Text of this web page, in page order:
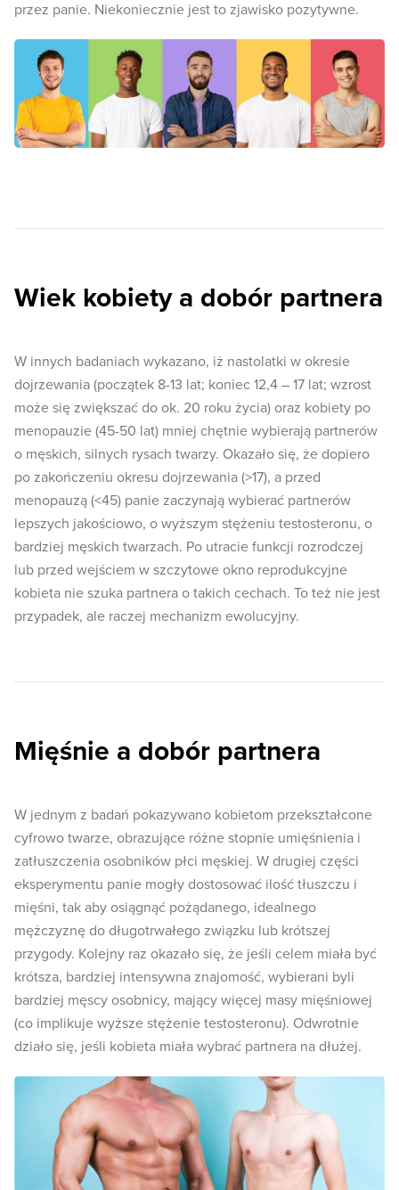
przez panie. Niekoniecznie jest to zjawisko pozytywne.
Wiek kobiety a dobór partnera
W innych badaniach wykazano, iż nastolatki w okresie
dojrzewania (początek 8-13 lat; koniec 12,4 – 17 lat; wzrost
może się zwiększać do ok. 20 roku życia) oraz kobiety po
menopauzie (45-50 lat) mniej chętnie wybierają partnerów
o męskich, silnych rysach twarzy. Okazało się, że dopiero
po zakończeniu okresu dojrzewania (>17), a przed
menopauzą (<45) panie zaczynają wybierać partnerów
lepszych jakościowo, o wyższym stężeniu testosteronu, o
bardziej męskich twarzach. Po utracie funkcji rozrodczej
lub przed wejściem w szczytowe okno reprodukcyjne
kobieta nie szuka partnera o takich cechach. To też nie jest
przypadek, ale raczej mechanizm ewolucyjny.
Mięśnie a dobór partnera
W jednym z badań pokazywano kobietom przekształcone
cyfrowo twarze, obrazujące różne stopnie umięśnienia i
zatłuszczenia osobników płci męskiej. W drugiej części
eksperymentu panie mogły dostosować ilość tłuszczu i
mięśni, tak aby osiągnąć pożądanego, idealnego
mężczyznę do długotrwałego związku lub krótszej
przygody. Kolejny raz okazało się, że jeśli celem miała być
krótsza, bardziej intensywna znajomość, wybierani byli
bardziej męscy osobnicy, mający więcej masy mięśniowej
(co implikuje wyższe stężenie testosteronu). Odwrotnie
działo się, jeśli kobieta miała wybrać partnera na dłużej.